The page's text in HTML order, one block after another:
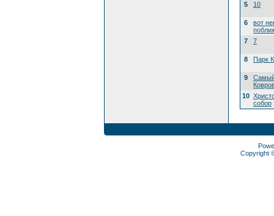
5 10
6
вот
7
7
8 Парк
9
10
собор
Copyright